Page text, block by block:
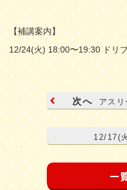
【補講案内】
12/24(火) 18:00〜19:30 ドリ
次へ アス
12/17(
一